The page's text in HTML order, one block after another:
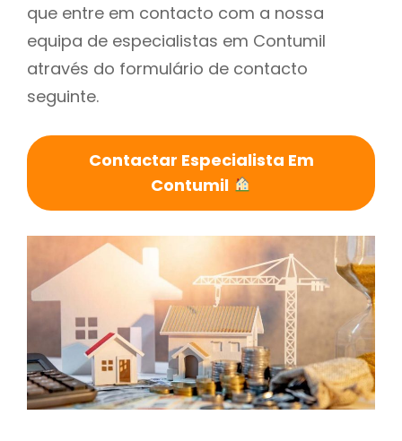
que entre em contacto com a nossa
equipa de especialistas em Contumil
através do formulário de contacto
seguinte.
Contactar Especialista Em
Contumil